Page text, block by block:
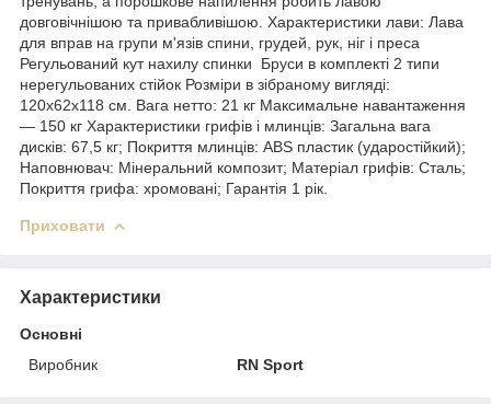
довговічнішою та привабливішою. Характеристики лави: Лава
для вправ на групи м'язів спини, грудей, рук, ніг і преса
Регульований кут нахилу спинки Бруси в комплекті 2 типи
нерегульованих стійок Розміри в зібраному вигляді:
120x62x118 см. Вага нетто: 21 кг Максимальне навантаження
— 150 кг Характеристики грифів і млинців: Загальна вага
дисків: 67,5 кг; Покриття млинців: ABS пластик (ударостійкий);
Наповнювач: Мінеральний композит; Матеріал грифів: Сталь;
Покриття грифа: хромовані; Гарантія 1 рік.
Приховати
Характеристики
Основні
Виробник
RN Sport